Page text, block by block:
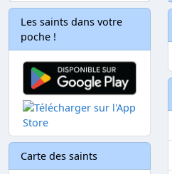
Les saints dans votre
poche !
Carte des saints